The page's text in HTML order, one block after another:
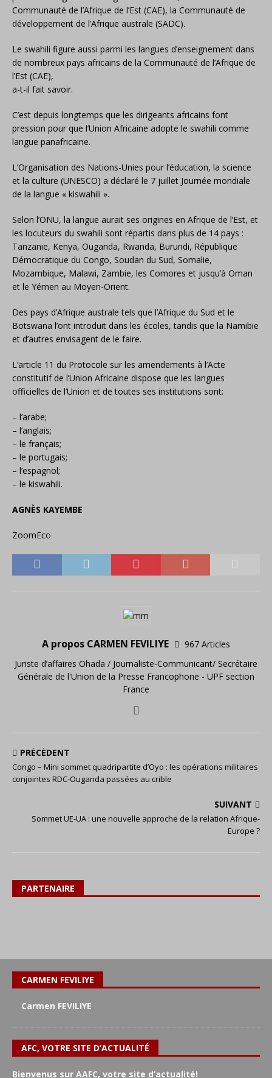
Communauté de l’Afrique de l’Est (CAE), la Communauté de
développement de l’Afrique australe (SADC).
Le swahili figure aussi parmi les langues d’enseignement dans
de nombreux pays africains de la Communauté de l’Afrique de
l’Est (CAE),
a-t-il fait savoir.
C’est depuis longtemps que les dirigeants africains font
pression pour que l’Union Africaine adopte le swahili comme
langue panafricaine.
L’Organisation des Nations-Unies pour l’éducation, la science
et la culture (UNESCO) a déclaré le 7 juillet Journée mondiale
de la langue « kiswahili ».
Selon l’ONU, la langue aurait ses origines en Afrique de l’Est, et
les locuteurs du swahili sont répartis dans plus de 14 pays :
Tanzanie, Kenya, Ouganda, Rwanda, Burundi, République
Démocratique du Congo, Soudan du Sud, Somalie,
Mozambique, Malawi, Zambie, les Comores et jusqu’à Oman
et le Yémen au Moyen-Orient.
Des pays d’Afrique australe tels que l’Afrique du Sud et le
Botswana l’ont introduit dans les écoles, tandis que la Namibie
et d’autres envisagent de le faire.
L’article 11 du Protocole sur les amendements à l’Acte
constitutif de l’Union Africaine dispose que les langues
officielles de l’Union et de toutes ses institutions sont:
– l’arabe;
– l’anglais;
– le français;
– le portugais;
– l’espagnol;
– le kiswahili.
AGNÈS KAYEMBE
ZoomEco
A propos CARMEN FEVILIYE
967 Articles
Juriste d’affaires Ohada / Journaliste-Communicant/ Secrétaire
Générale de l'Union de la Presse Francophone - UPF section
France
PRÉCÉDENT
Congo – Mini sommet quadripartite d’Oyo : les opérations militaires
conjointes RDC-Ouganda passées au crible
SUIVANT
Sommet UE-UA : une nouvelle approche de la relation Afrique-
Europe ?
PARTENAIRE
CARMEN FEVILIYE
Carmen FEVILIYE
AFC, VOTRE SITE D’ACTUALITÉ
Bienvenus sur AAFC, votre site d’actualité!